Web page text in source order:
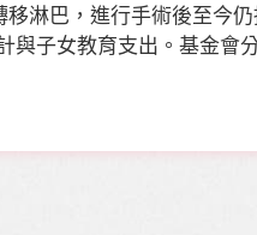
淋巴，進行手術後至今
子女教育支出。基金會